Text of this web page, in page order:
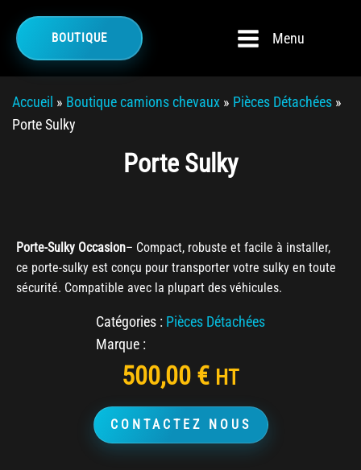
BOUTIQUE Menu
Accueil » Boutique camions chevaux » Pièces Détachées »
Porte Sulky
Porte Sulky
Porte-Sulky Occasion– Compact, robuste et facile à installer,
ce porte-sulky est conçu pour transporter votre sulky en toute
sécurité. Compatible avec la plupart des véhicules.
Catégories : Pièces Détachées
Marque :
500,00 € HT
CONTACTEZ NOUS